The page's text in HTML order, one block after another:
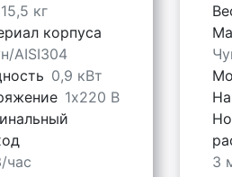
15,5 кг
корпуса
AISI304
0,9 кВт
1х220 В
час
3